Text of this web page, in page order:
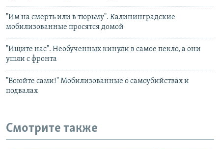
"Им на смерть или в тюрьму". Калининградские
мобилизованные просятся домой
"Ищите нас". Необученных кинули в самое пекло, а они
ушли с фронта
"Воюйте сами!" Мобилизованные о самоубийствах и
подвалах
Смотрите также